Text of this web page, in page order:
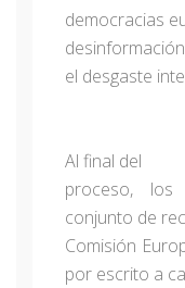
democracias
el desgaste
Al final del
proceso,
conjunto de
Comisión
por escrito a